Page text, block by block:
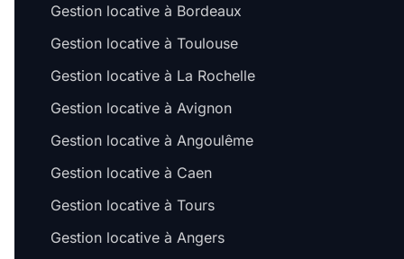
Gestion locative à Bordeaux
Gestion locative à Toulouse
Gestion locative à La Rochelle
Gestion locative à Avignon
Gestion locative à Angoulême
Gestion locative à Caen
Gestion locative à Tours
Gestion locative à Angers